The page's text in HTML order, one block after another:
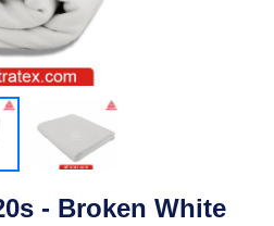
- Broken White